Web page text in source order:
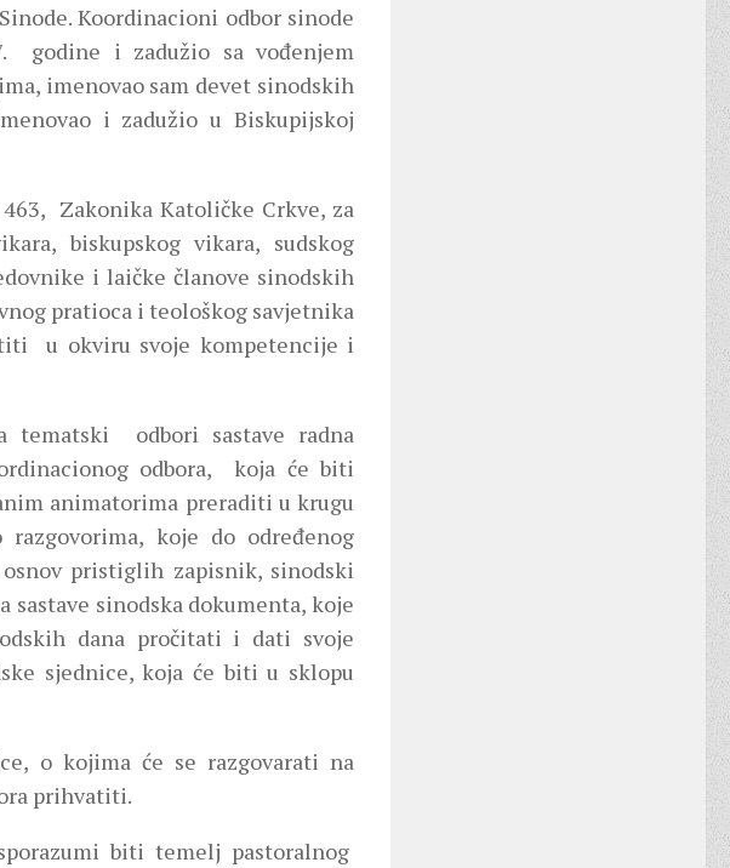
Koordinacioni odbor sinode
godine i zadužio sa vođenjem
imenovao sam devet sinodskih
i zadužio u Biskupijskoj
Zakonika Katoličke Crkve, za
biskupskog vikara, sudskog
i laičke članove sinodskih
pratioca i teološkog savjetnika
u okviru svoje kompetencije i
tematski odbori sastave radna
odbora, koja će biti
animatorima preraditi u krugu
koje do određenog
pristiglih zapisnik, sinodski
sastave sinodska dokumenta, koje
dana pročitati i dati svoje
sjednice, koja će biti u sklopu
o kojima će se razgovarati na
prihvatiti.
biti temelj pastoralnog